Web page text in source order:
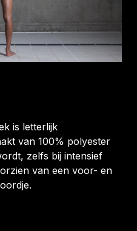
is letterlijk
van 100% polyester
zelfs bij intensief
van een voor- en